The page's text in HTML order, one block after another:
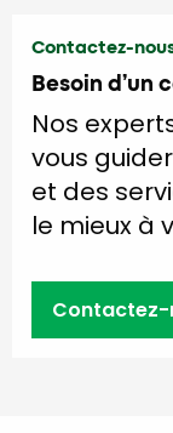
Contactez-
Besoin d’un
Nos
vous
et des
le mieux à
Contactez-